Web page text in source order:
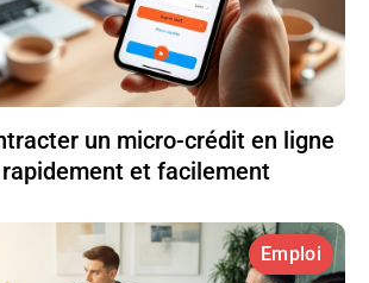
un micro-crédit en ligne
et facilement
Emploi